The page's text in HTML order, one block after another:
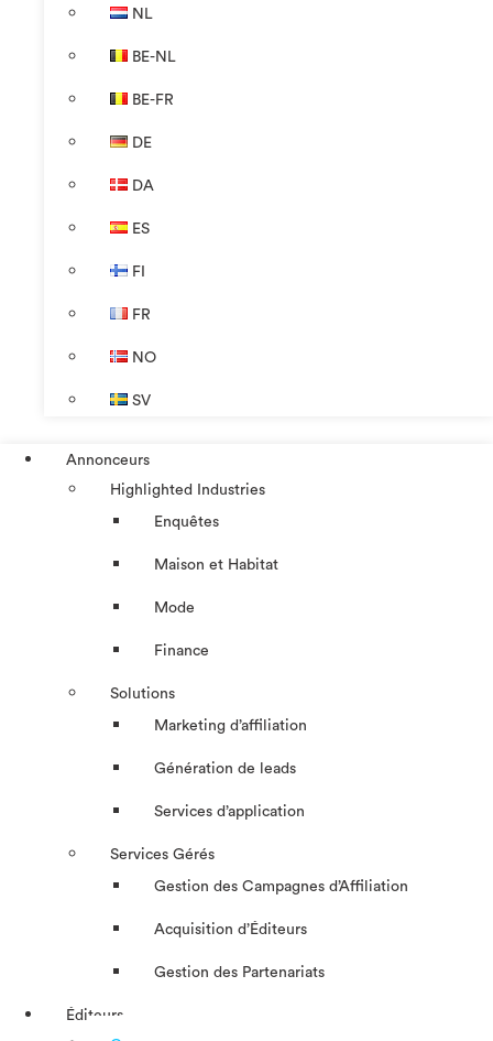
NL
BE-NL
BE-FR
DE
DA
ES
FI
FR
NO
SV
Annonceurs
Highlighted Industries
Enquêtes
Maison et Habitat
Mode
Finance
Solutions
Marketing d’affiliation
Génération de leads
Services d’application
Services Gérés
Gestion des Campagnes d’Affiliation​
Acquisition d’Éditeurs
Gestion des Partenariats
Éditeurs